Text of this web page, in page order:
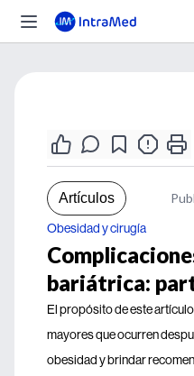
Artículos
Obesidad y cirugía
bariátrica:
El propósito de este
mayores que ocurren
obesidad y brindar